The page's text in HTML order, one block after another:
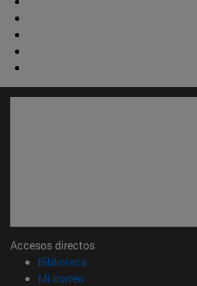
Accesos directos
Biblioteca
Mi correo(abre en nueva ventana)